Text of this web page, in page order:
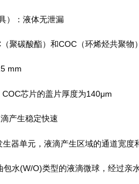
）：液体无泄漏
聚碳酸酯）和COC（环烯烃共聚物）
mm
芯片的盖片厚度为140μm
产生稳定快速
器单元，液滴产生区域的通道宽度
水(W/O)类型的液滴微球，经过亲